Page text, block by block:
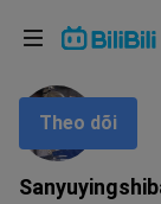
Theo dõi
Ngôn ngữ:
Lựa chọn
English
ภาษาไทย